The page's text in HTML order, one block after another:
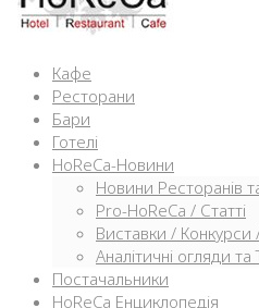
Кафе
Ресторани
Бари
Готелі
HoReCa-Новини
Новини Ресторанів
Pro-HoReCa / Статті
Виставки /
Аналітичні огляди та
Постачальники
HoReCa Енциклопедія